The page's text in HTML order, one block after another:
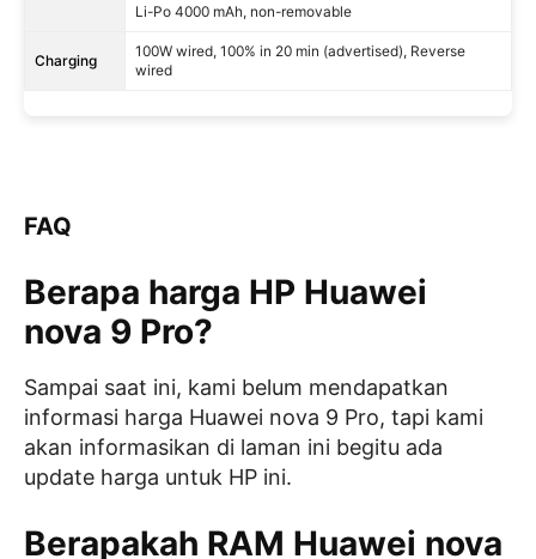
Li-Po 4000 mAh, non-removable
Charging
100W wired, 100% in 20 min (advertised), Reverse
wired
FAQ
Berapa harga HP Huawei
nova 9 Pro?
Sampai saat ini, kami belum mendapatkan
informasi harga Huawei nova 9 Pro, tapi kami
akan informasikan di laman ini begitu ada
update harga untuk HP ini.
Berapakah RAM Huawei nova